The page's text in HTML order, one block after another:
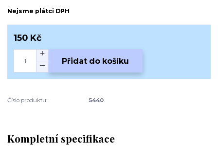
Nejsme plátci DPH
150 Kč
Přidat do košíku
Číslo produktu: 5440
Kompletní specifikace